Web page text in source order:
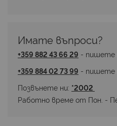
Имате въпроси?
+359 882 43 66 29 - пишете
+359 884 02 73 99 - пишете
Позвънете ни: *2002
Работно време от Пон. -